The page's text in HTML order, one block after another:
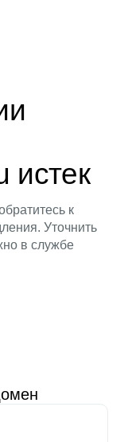
истек
к
Уточнить
в службе